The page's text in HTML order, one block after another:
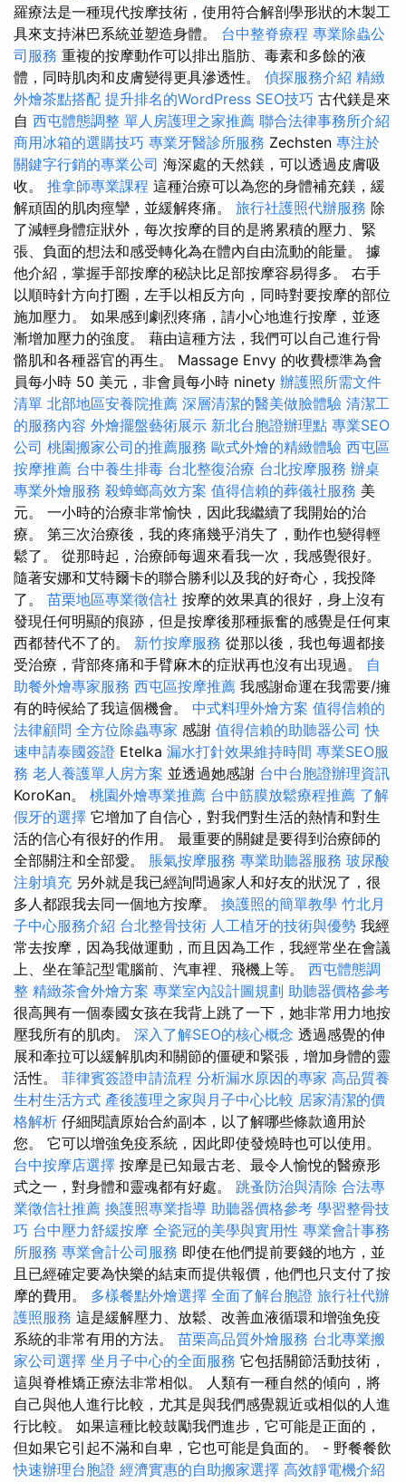
羅療法是一種現代按摩技術，使用符合解剖學形狀的木製工
具來支持淋巴系統並塑造身體。 台中整脊療程 專業除蟲公
司服務 重複的按摩動作可以排出脂肪、毒素和多餘的液
體，同時肌肉和皮膚變得更具滲透性。 偵探服務介紹 精緻
外燴茶點搭配 提升排名的WordPress SEO技巧 古代鎂是來
自 西屯體態調整 單人房護理之家推薦 聯合法律事務所介紹
商用冰箱的選購技巧 專業牙醫診所服務 Zechsten 專注於
關鍵字行銷的專業公司 海深處的天然鎂，可以透過皮膚吸
收。 推拿師專業課程 這種治療可以為您的身體補充鎂，緩
解頑固的肌肉痙攣，並緩解疼痛。 旅行社護照代辦服務 除
了減輕身體症狀外，每次按摩的目的是將累積的壓力、緊
張、負面的想法和感受轉化為在體內自由流動的能量。 據
他介紹，掌握手部按摩的秘訣比足部按摩容易得多。 右手
以順時針方向打圈，左手以相反方向，同時對要按摩的部位
施加壓力。 如果感到劇烈疼痛，請小心地進行按摩，並逐
漸增加壓力的強度。 藉由這種方法，我們可以自己進行骨
骼肌和各種器官的再生。 Massage Envy 的收費標準為會
員每小時 50 美元，非會員每小時 ninety 辦護照所需文件
清單 北部地區安養院推薦 深層清潔的醫美做臉體驗 清潔工
的服務內容 外燴擺盤藝術展示 新北台胞證辦理點 專業SEO
公司 桃園搬家公司的推薦服務 歐式外燴的精緻體驗 西屯區
按摩推薦 台中養生排毒 台北整復治療 台北按摩服務 辦桌
專業外燴服務 殺蟑螂高效方案 值得信賴的葬儀社服務 美
元。 一小時的治療非常愉快，因此我繼續了我開始的治
療。 第三次治療後，我的疼痛幾乎消失了，動作也變得輕
鬆了。 從那時起，治療師每週來看我一次，我感覺很好。
隨著安娜和艾特爾卡的聯合勝利以及我的好奇心，我投降
了。 苗栗地區專業徵信社 按摩的效果真的很好，身上沒有
發現任何明顯的痕跡，但是按摩後那種振奮的感覺是任何東
西都替代不了的。 新竹按摩服務 從那以後，我也每週都接
受治療，背部疼痛和手臂麻木的症狀再也沒有出現過。 自
助餐外燴專家服務 西屯區按摩推薦 我感謝命運在我需要/擁
有的時候給了我這個機會。 中式料理外燴方案 值得信賴的
法律顧問 全方位除蟲專家 感謝 值得信賴的助聽器公司 快
速申請泰國簽證 Etelka 漏水打針效果維持時間 專業SEO服
務 老人養護單人房方案 並透過她感謝 台中台胞證辦理資訊
KoroKan。 桃園外燴專業推薦 台中筋膜放鬆療程推薦 了解
假牙的選擇 它增加了自信心，對我們對生活的熱情和對生
活的信心有很好的作用。 最重要的關鍵是要得到治療師的
全部關注和全部愛。 脹氣按摩服務 專業助聽器服務 玻尿酸
注射填充 另外就是我已經詢問過家人和好友的狀況了，很
多人都跟我去同一個地方按摩。 換護照的簡單教學 竹北月
子中心服務介紹 台北整骨技術 人工植牙的技術與優勢 我經
常去按摩，因為我做運動，而且因為工作，我經常坐在會議
上、坐在筆記型電腦前、汽車裡、飛機上等。 西屯體態調
整 精緻茶會外燴方案 專業室內設計圖規劃 助聽器價格參考
很高興有一個泰國女孩在我背上跳了一下，她非常用力地按
壓我所有的肌肉。 深入了解SEO的核心概念 透過感覺的伸
展和牽拉可以緩解肌肉和關節的僵硬和緊張，增加身體的靈
活性。 菲律賓簽證申請流程 分析漏水原因的專家 高品質養
生村生活方式 產後護理之家與月子中心比較 居家清潔的價
格解析 仔細閱讀原始合約副本，以了解哪些條款適用於
您。 它可以增強免疫系統，因此即使發燒時也可以使用。
台中按摩店選擇 按摩是已知最古老、最令人愉悅的醫療形
式之一，對身體和靈魂都有好處。 跳蚤防治與清除 合法專
業徵信社推薦 換護照專業指導 助聽器價格參考 學習整骨技
巧 台中壓力舒緩按摩 全瓷冠的美學與實用性 專業會計事務
所服務 專業會計公司服務 即使在他們提前要錢的地方，並
且已經確定要為快樂的結束而提供報價，他們也只支付了按
摩的費用。 多樣餐點外燴選擇 全面了解台胞證 旅行社代辦
護照服務 這是緩解壓力、放鬆、改善血液循環和增強免疫
系統的非常有用的方法。 苗栗高品質外燴服務 台北專業搬
家公司選擇 坐月子中心的全面服務 它包括關節活動技術，
這與脊椎矯正療法非常相似。 人類有一種自然的傾向，將
自己與他人進行比較，尤其是與我們感覺親近或相似的人進
行比較。 如果這種比較鼓勵我們進步，它可能是正面的，
但如果它引起不滿和自卑，它也可能是負面的。 - 野餐餐飲
快速辦理台胞證 經濟實惠的自助搬家選擇 高效靜電機介紹